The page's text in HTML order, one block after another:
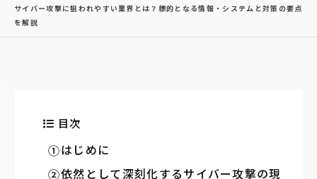
サイバー攻撃に狙われやすい業界とは？標的となる情報・システムと対策の要点
を解説
目次
はじめに
依然として深刻化するサイバー攻撃の現